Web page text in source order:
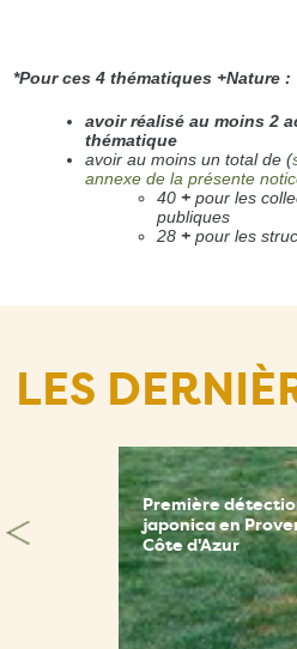
*Pour ces 4 thématiques +Nature :
avoir réalisé au moins 2
thématique
avoir au moins un total de (
annexe de la présente
40+ pour les
publiques
28+ pour les
LES
Première
japonica en
Côte d'Azur